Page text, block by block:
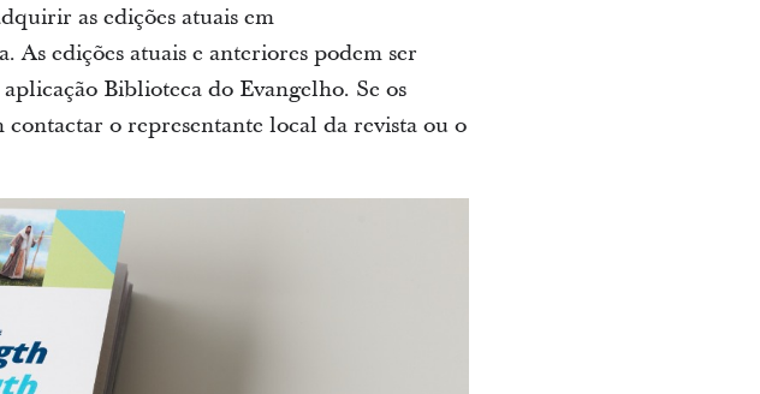
as edições atuais em
As edições atuais e anteriores podem ser
Biblioteca do Evangelho. Se os
o representante local da revista ou o